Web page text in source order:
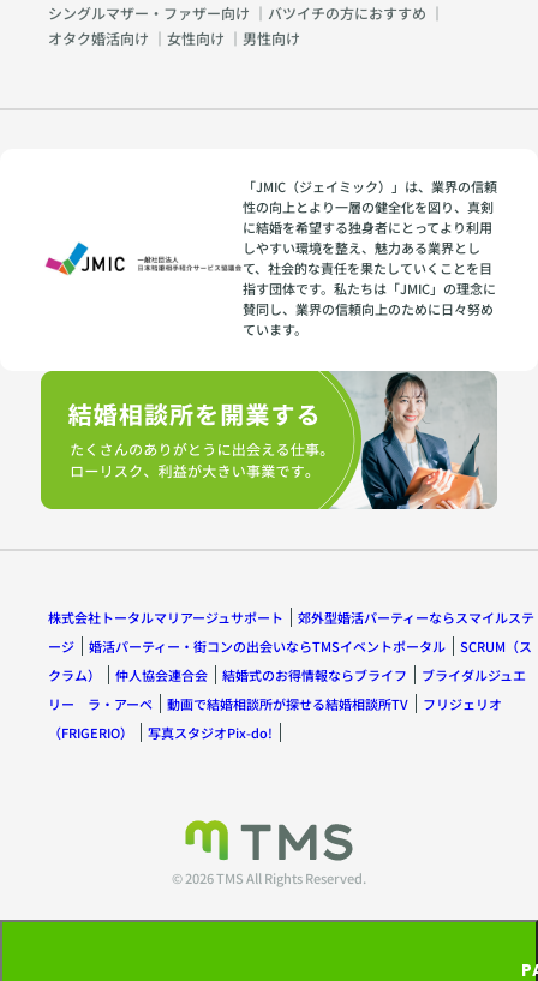
シングルマザー・ファザー向け ｜ バツイチの方におすすめ ｜
オタク婚活向け ｜ 女性向け ｜ 男性向け
「JMIC（ジェイミック）」は、業界の信頼
性の向上とより一層の健全化を図り、真剣
に結婚を希望する独身者にとってより利用
しやすい環境を整え、魅力ある業界とし
て、社会的な責任を果たしていくことを目
指す団体です。私たちは「JMIC」の理念に
賛同し、業界の信頼向上のために日々努め
ています。
株式会社トータルマリアージュサポート
郊外型婚活パーティーならスマイルステ
ージ
婚活パーティー・街コンの出会いならTMSイベントポータル
SCRUM（ス
クラム）
仲人協会連合会 結婚式のお得情報ならブライフ
ブライダルジュエ
リー ラ・アーペ
動画で結婚相談所が探せる結婚相談所TV
フリジェリオ
（FRIGERIO）
写真スタジオPix-do!
© 2026 TMS All Rights Reserved.